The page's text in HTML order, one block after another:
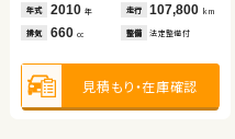
年式 2010 年 走行 107,800 km
排気 660 cc 整備 法定整備付
見積もり・在庫確認
年式 2016 年 走行 71,000km
排気 2,000 整備 法定整備付
見積もり・在庫確認
年式 2018 年 走行 29,300km
排気 660 cc 整備 法定整備付
見積もり・在庫確認
年式 2024 年 走行 27,600km
排気 1,500 整備 法定整備付
見積もり・在庫確認